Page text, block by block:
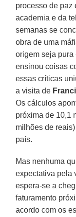
processo de paz
academia e da
semanas se
obra de uma
origem seja pura
ensinou coisas
essas críticas
a visita de
Os cálculos
próxima de 10,1
milhões de
país.
Mas nenhuma
expectativa pela
espera-se a
faturamento
acordo com os